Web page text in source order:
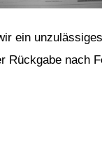
ein
Rückgabe nach